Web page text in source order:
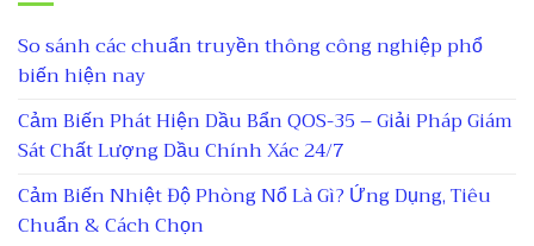
So sánh các chuẩn truyền thông công nghiệp phổ
biến hiện nay
Cảm Biến Phát Hiện Dầu Bẩn QOS-35 – Giải Pháp Giám
Sát Chất Lượng Dầu Chính Xác 24/7
Cảm Biến Nhiệt Độ Phòng Nổ Là Gì? Ứng Dụng, Tiêu
Chuẩn & Cách Chọn